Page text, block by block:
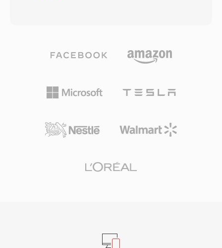
著优势是硬件级别的解码 — Sound Blaster 声卡
周期极为宝贵的时代释放了 CPU 资源用于其他任
务。该格式在 id Software、Sierra 和 LucasArts
WAV 格式的兴起,VOC 逐渐退出了主流,但它对于